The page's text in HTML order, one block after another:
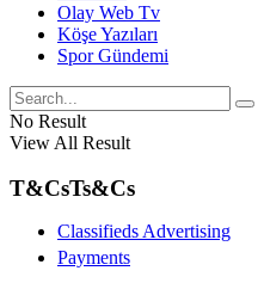
Olay Web Tv
Köşe Yazıları
Spor Gündemi
No Result
View All Result
T&CsTs&Cs
Classifieds Advertising
Payments